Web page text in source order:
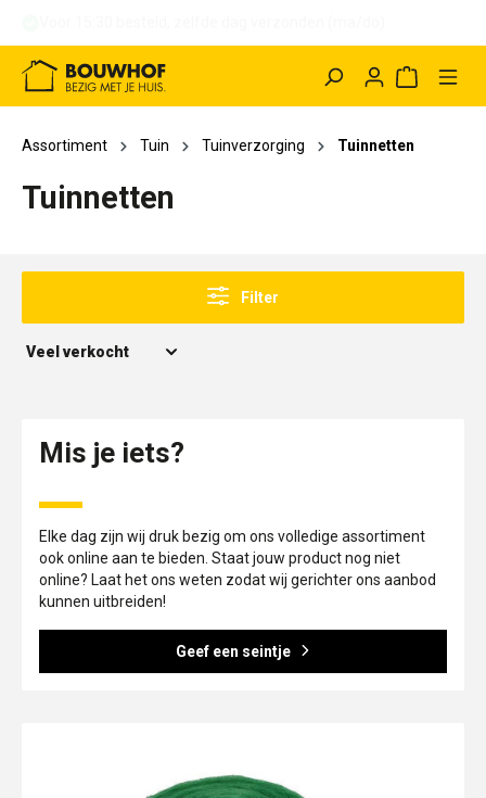
Assortiment Tuin Tuinverzorging Tuinnetten
Tuinnetten
Filter
Mis je iets?
Elke dag zijn wij druk bezig om ons volledige assortiment
ook online aan te bieden. Staat jouw product nog niet
online? Laat het ons weten zodat wij gerichter ons aanbod
kunnen uitbreiden!
Geef een seintje